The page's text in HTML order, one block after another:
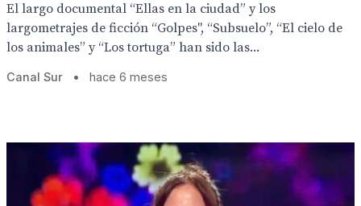
El largo documental “Ellas en la ciudad” y los
largometrajes de ficción “Golpes", “Subsuelo”, “El cielo de
los animales” y “Los tortuga” han sido las...
Canal Sur • hace 6 meses